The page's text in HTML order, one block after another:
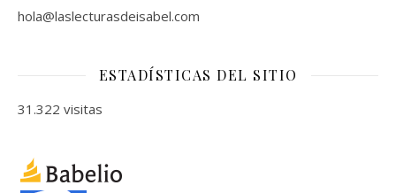
hola@laslecturasdeisabel.com
ESTADÍSTICAS DEL SITIO
31.322 visitas